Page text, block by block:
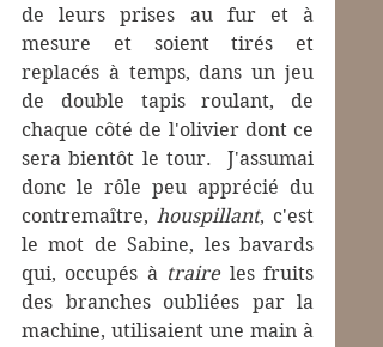
de leurs prises au fur et à
mesure et soient tirés et
replacés à temps, dans un jeu
de double tapis roulant, de
chaque côté de l'olivier dont ce
sera bientôt le tour.  J'assumai
donc le rôle peu apprécié du
contremaître, houspillant, c'est
le mot de Sabine, les bavards
qui, occupés à traire les fruits
des branches oubliées par la
machine, utilisaient une main à